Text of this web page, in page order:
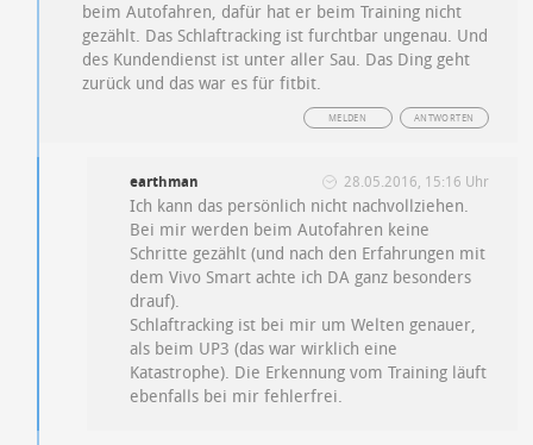
beim Autofahren, dafür hat er beim Training nicht
gezählt. Das Schlaftracking ist furchtbar ungenau. Und
des Kundendienst ist unter aller Sau. Das Ding geht
zurück und das war es für fitbit.
ANTWORTEN
MELDEN
earthman 28.05.2016, 15:16 Uhr
Ich kann das persönlich nicht nachvollziehen.
Bei mir werden beim Autofahren keine
Schritte gezählt (und nach den Erfahrungen mit
dem Vivo Smart achte ich DA ganz besonders
drauf).
Schlaftracking ist bei mir um Welten genauer,
als beim UP3 (das war wirklich eine
Katastrophe). Die Erkennung vom Training läuft
ebenfalls bei mir fehlerfrei.